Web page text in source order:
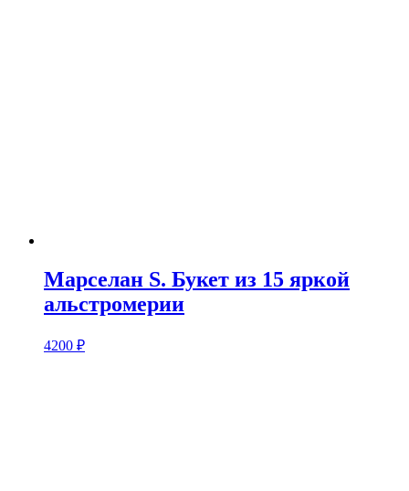
Марселан S. Букет из 15 яркой
альстромерии
4200 ₽